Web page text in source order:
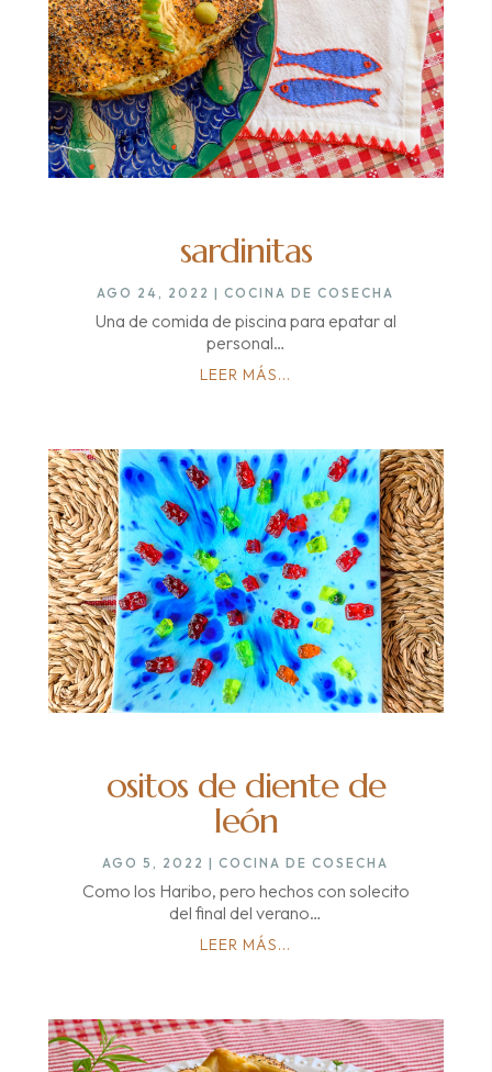
sardinitas
AGO 24, 2022 |COCINA DE COSECHA
Una de comida de piscina para epatar al
personal…
LEER MÁS...
ositos de diente de
león
AGO 5, 2022 |COCINA DE COSECHA
Como los Haribo, pero hechos con solecito
del final del verano…
LEER MÁS...